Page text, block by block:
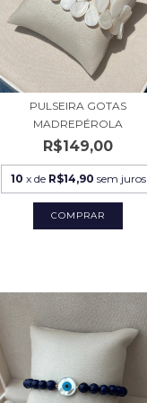
PULSEIRA GOTAS
MADREPÉROLA
R$149,00
10 x de R$14,90 sem juros